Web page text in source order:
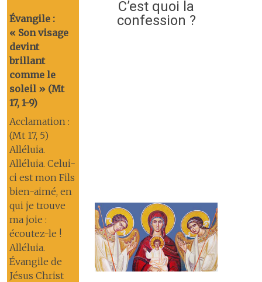
Évangile :
« Son visage
devint
brillant
comme le
soleil » (Mt
17, 1-9)
Acclamation :
(Mt 17, 5)
Alléluia.
Alléluia. Celui-
ci est mon Fils
bien-aimé, en
qui je trouve
ma joie :
écoutez-le !
Alléluia.
Évangile de
Jésus Christ
C’est quoi la
confession ?